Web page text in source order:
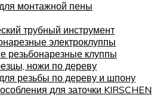
монтажной пены
трубный инструмент
электроклуппы
резьбонарезные клуппы
ножи по дереву
резьбы по дереву и шпону
для заточки KIRSCHEN